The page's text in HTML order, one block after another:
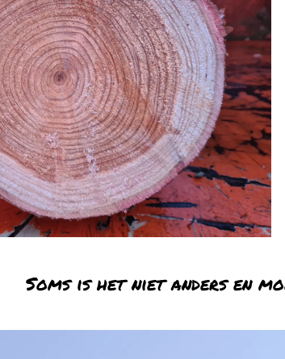
Soms is het niet anders en